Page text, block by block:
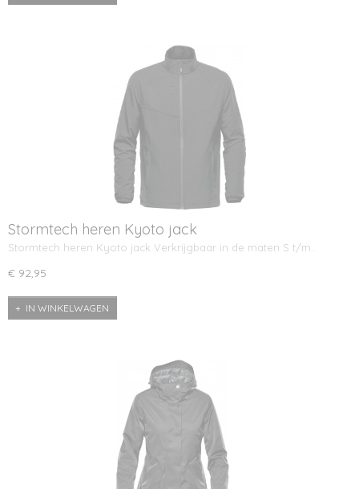
Stormtech heren Kyoto jack
Stormtech heren Kyoto jack Verkrijgbaar in de maten S t/m…
€ 92,95
IN WINKELWAGEN